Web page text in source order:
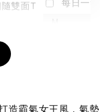
雙面T
-
每日一笑
造霸氣女王風，氣勢